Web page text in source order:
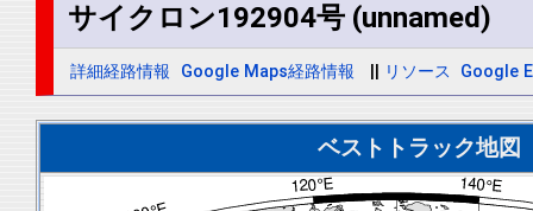
サイクロン192904号 (unnamed)
詳細経路情報 Google Maps経路情報 リソース Google
ベストトラック地図